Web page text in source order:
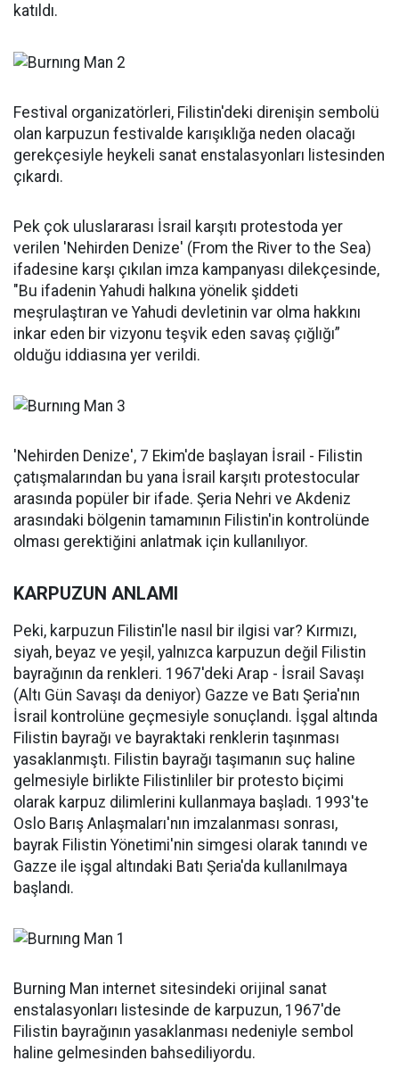
katıldı.
Festival organizatörleri, Filistin'deki direnişin sembolü
olan karpuzun festivalde karışıklığa neden olacağı
gerekçesiyle heykeli sanat enstalasyonları listesinden
çıkardı.
Pek çok uluslararası İsrail karşıtı protestoda yer
verilen 'Nehirden Denize' (From the River to the Sea)
ifadesine karşı çıkılan imza kampanyası dilekçesinde,
"Bu ifadenin Yahudi halkına yönelik şiddeti
meşrulaştıran ve Yahudi devletinin var olma hakkını
inkar eden bir vizyonu teşvik eden savaş çığlığı”
olduğu iddiasına yer verildi.
'Nehirden Denize', 7 Ekim'de başlayan İsrail - Filistin
çatışmalarından bu yana İsrail karşıtı protestocular
arasında popüler bir ifade. Şeria Nehri ve Akdeniz
arasındaki bölgenin tamamının Filistin'in kontrolünde
olması gerektiğini anlatmak için kullanılıyor.
KARPUZUN ANLAMI
Peki, karpuzun Filistin'le nasıl bir ilgisi var? Kırmızı,
siyah, beyaz ve yeşil, yalnızca karpuzun değil Filistin
bayrağının da renkleri. 1967'deki Arap - İsrail Savaşı
(Altı Gün Savaşı da deniyor) Gazze ve Batı Şeria'nın
İsrail kontrolüne geçmesiyle sonuçlandı. İşgal altında
Filistin bayrağı ve bayraktaki renklerin taşınması
yasaklanmıştı. Filistin bayrağı taşımanın suç haline
gelmesiyle birlikte Filistinliler bir protesto biçimi
olarak karpuz dilimlerini kullanmaya başladı. 1993'te
Oslo Barış Anlaşmaları'nın imzalanması sonrası,
bayrak Filistin Yönetimi'nin simgesi olarak tanındı ve
Gazze ile işgal altındaki Batı Şeria'da kullanılmaya
başlandı.
Burning Man internet sitesindeki orijinal sanat
enstalasyonları listesinde de karpuzun, 1967'de
Filistin bayrağının yasaklanması nedeniyle sembol
haline gelmesinden bahsediliyordu.